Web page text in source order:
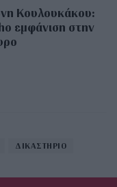
Κουλουκάκου:
εμφάνιση στην
ΔΙΚΑΣΤΗΡΙΟ